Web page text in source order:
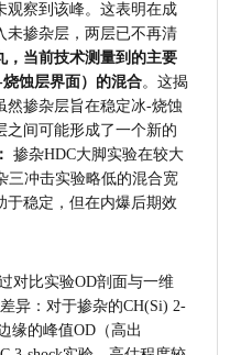
观察到该峰。这表明在成
未掺杂层，两层已不再清
，当前技术测量到的主要
蚀层界面）的混合。这揭
然掺杂层旨在稳定冰-烧蚀
之间可能形成了一个新的
掺杂HDC大脚实验在较大
三冲击实验略低的混合宽
于稳定，但在内爆后期效
对比实验OD剖面与一维
异：对于掺杂的CH(Si) 2-
缘的峰值OD（高出